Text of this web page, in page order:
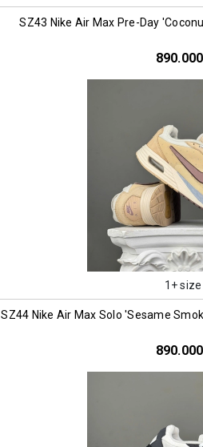
SZ43 Nike Air Max Pre-Day
1+ size
SZ44 Nike Air Max Solo 'Sesame